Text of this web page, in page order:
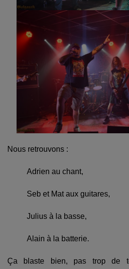
Nous retrouvons :
Adrien au chant,
Seb et Mat aux guitares,
Julius à la basse,
Alain à la batterie.
Ça blaste bien, pas trop de